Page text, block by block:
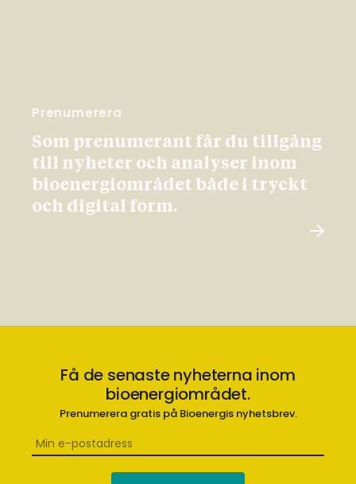
Prenumerera
Som prenumerant får du tillgång
till nyheter och analyser inom
bioenergiområdet både i tryckt
och digital form.
Få de senaste nyheterna inom
bioenergiområdet.
Prenumerera gratis på Bioenergis nyhetsbrev.